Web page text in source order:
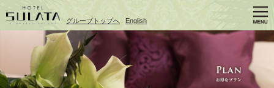
グループトップへ English